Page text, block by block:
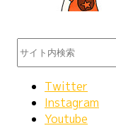
Twitter
Instagram
Youtube